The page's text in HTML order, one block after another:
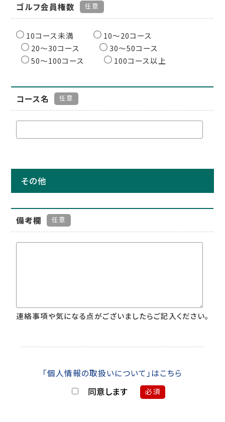
ゴルフ会員権数 任意
10コース未満
10〜20コース
20〜30コース
30〜50コース
50〜100コース
100コース以上
コース名 任意
その他
備考欄 任意
連絡事項や気になる点がございましたらご記入ください。
「個人情報の取扱いについて」はこちら
同意します 必須